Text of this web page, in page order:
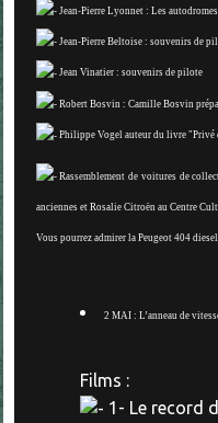
Jean-Pierre Lyonnet : Les
Jean-Pierre Beltoise : souvenirs de
Jean Vinatier : souvenirs de pilote
Robert Bosvin : Camille Bosvin
Philippe Vogel auteur du livre "Privé
Rassemblement de voitures de
anciennes et Rosalie Citroën au Centre
Vous pourrez admirer la Peugeot 404
2 MAI : L’anneau de
Films :
1- Le record